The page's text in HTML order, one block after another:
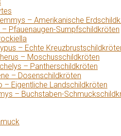
– Amerikanische
Pfauenaugen-Sumpfschildkröten
– Echte
– Moschusschildkröten
– Pantherschildkröten
– Dosenschildkröten
– Eigentliche Landschildkröten
– Buchstaben-